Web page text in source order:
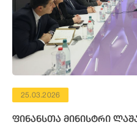
25.03.2026
ფინანსთა მინისტრი